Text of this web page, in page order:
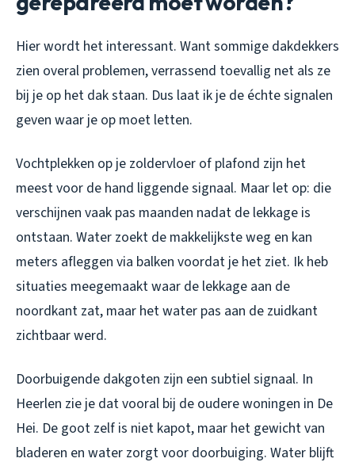
Hier wordt het interessant. Want sommige dakdekkers
zien overal problemen, verrassend toevallig net als ze
bij je op het dak staan. Dus laat ik je de échte signalen
geven waar je op moet letten.
Vochtplekken op je zoldervloer of plafond zijn het
meest voor de hand liggende signaal. Maar let op: die
verschijnen vaak pas maanden nadat de lekkage is
ontstaan. Water zoekt de makkelijkste weg en kan
meters afleggen via balken voordat je het ziet. Ik heb
situaties meegemaakt waar de lekkage aan de
noordkant zat, maar het water pas aan de zuidkant
zichtbaar werd.
Doorbuigende dakgoten zijn een subtiel signaal. In
Heerlen zie je dat vooral bij de oudere woningen in De
Hei. De goot zelf is niet kapot, maar het gewicht van
bladeren en water zorgt voor doorbuiging. Water blijft